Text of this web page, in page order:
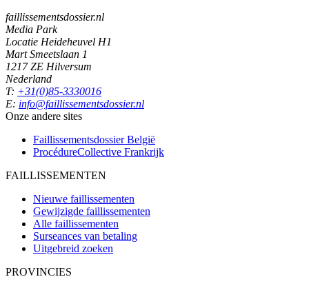
faillissementsdossier.nl
Media Park
Locatie Heideheuvel H1
Mart Smeetslaan 1
1217 ZE Hilversum
Nederland
T: +31(0)85-3330016
E: info@faillissementsdossier.nl
Onze andere sites
Faillissementsdossier België
ProcédureCollective Frankrijk
FAILLISSEMENTEN
Nieuwe faillissementen
Gewijzigde faillissementen
Alle faillissementen
Surseances van betaling
Uitgebreid zoeken
PROVINCIES